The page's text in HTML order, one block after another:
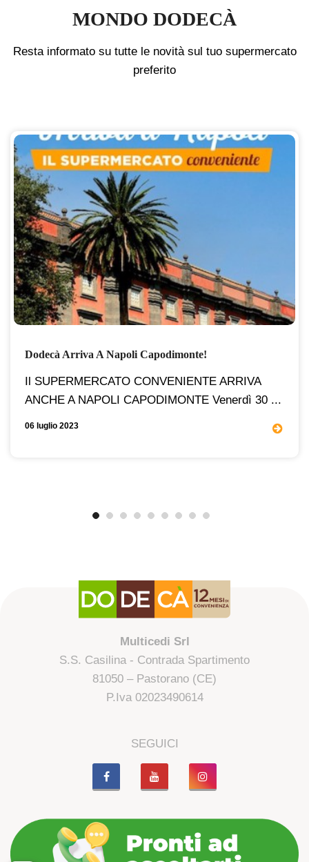
MONDO DODECÀ
Resta informato su tutte le novità sul tuo supermercato
preferito
Dodecà Arriva A Napoli Capodimonte!
Il SUPERMERCATO CONVENIENTE ARRIVA
ANCHE A NAPOLI CAPODIMONTE Venerdì 30 ...
06 luglio 2023
Multicedi Srl
S.S. Casilina - Contrada Spartimento
81050 – Pastorano (CE)
P.Iva 02023490614
SEGUICI